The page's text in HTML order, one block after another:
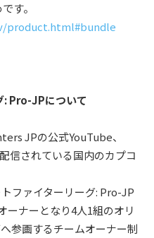
す。
product.html#bundle
: Pro-JPについて
JPの公式YouTube、
信されている国内のカプコ
ファイターリーグ: Pro-JP
ーナーとなり4人1組のオリ
参画するチームオーナー制